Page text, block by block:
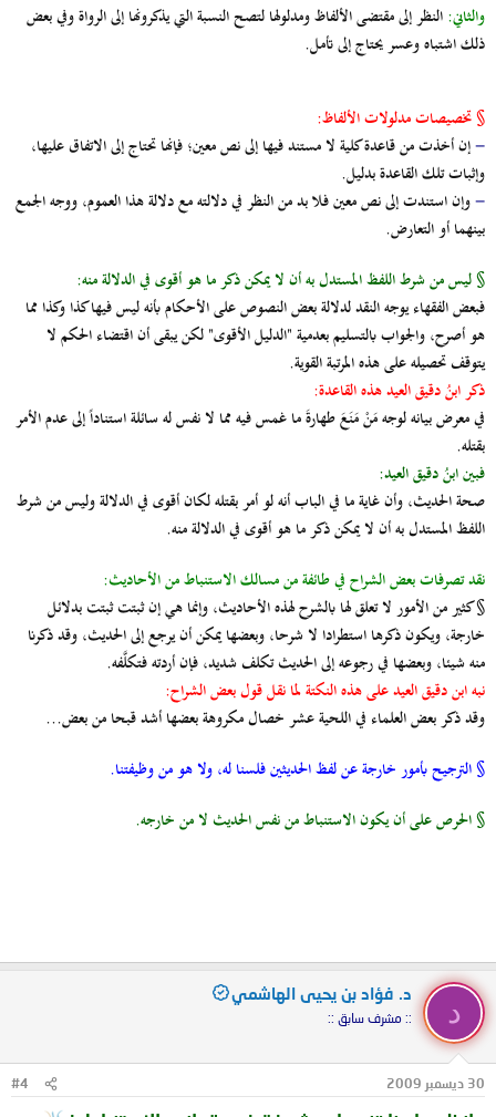
والثاني:النظر إلى مقتضى الألفاظ ومدلولها لتصح النسبة التي يذكرونها إلى الرواة وفي بعض
ذلك اشتباه وعسر يحتاج إلى تأمل.
§ تخصيصات مدلولات الألفاظ:
-إن أخذت من قاعدة كلية لا مستند فيها إلى نص معين؛ فإنها تحتاج إلى الاتفاق عليها،
وإثبات تلك القاعدة بدليل.
-وإن استندت إلى نص معين فلا بد من النظر في دلالته مع دلالة هذا العموم، ووجه الجمع
بينهما أو التعارض.
§ ليس من شرط اللفظ المستدل به أن لا يمكن ذكر ما هو أقوى في الدلالة منه:
فبعض الفقهاء يوجه النقد لدلالة بعض النصوص على الأحكام بأنه ليس فيها كذا وكذا مما
هو أصرح، والجواب بالتسليم بعدمية "الدليل الأقوى" لكن يبقى أن اقتضاء الحكم لا
يتوقف تحصيله على هذه المرتبة القوية.
ذكر ابنُ دقيق العيد هذه القاعدة:
في معرض بيانه لوجه مَنْ مَنَعَ طهارةَ ما غمس فيه مما لا نفس له سائلة استناداً إلى عدم الأمر
بقتله.
فبين ابنُ دقيق العيد:
صحة الحديث، وأن غاية ما في الباب أنه لو أمر بقتله لكان أقوى في الدلالة وليس من شرط
اللفظ المستدل به أن لا يمكن ذكر ما هو أقوى في الدلالة منه.
نقد تصرفات بعض الشراح في طائفة من مسالك الاستنباط من الأحاديث:
§ كثير من الأمور لا تعلق لها بالشرح لهذه الأحاديث، وإنما هي إن ثبتت ثبتت بدلائل
خارجة، ويكون ذكرها استطرادا لا شرحا، وبعضها يمكن أن يرجع إلى الحديث، وقد ذكرنا
منه شيئا، وبعضها في رجوعه إلى الحديث تكلف شديد، فإن أردته فتكلَّفه.
نبه ابن دقيق العيد على هذه النكتة لما نقل قول بعض الشراح:
وقد ذكر بعض العلماء في اللحية عشر خصال مكروهة بعضها أشد قبحا من بعض...
§ الترجيح بأمور خارجة عن لفظ الحديثين فلسنا له، ولا هو من وظيفتنا.
§ الحرص على أن يكون الاستنباط من نفس الحديث لا من خارجه.
د
د. فؤاد بن يحيى الهاشمي
:: مشرف سابق ::
30 ديسمبر 2009 #4